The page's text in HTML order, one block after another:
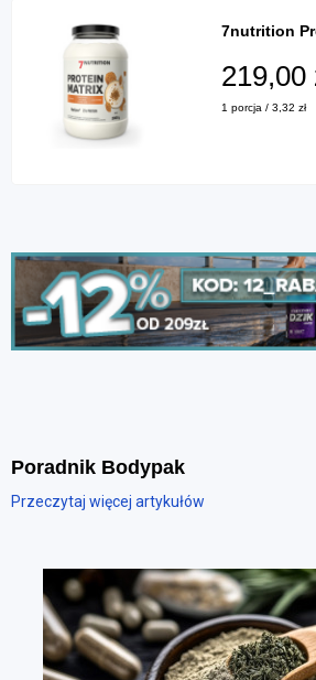
7nutrition
219,00
1 porcja / 3,32 zł
Poradnik Bodypak
Przeczytaj więcej artykułów